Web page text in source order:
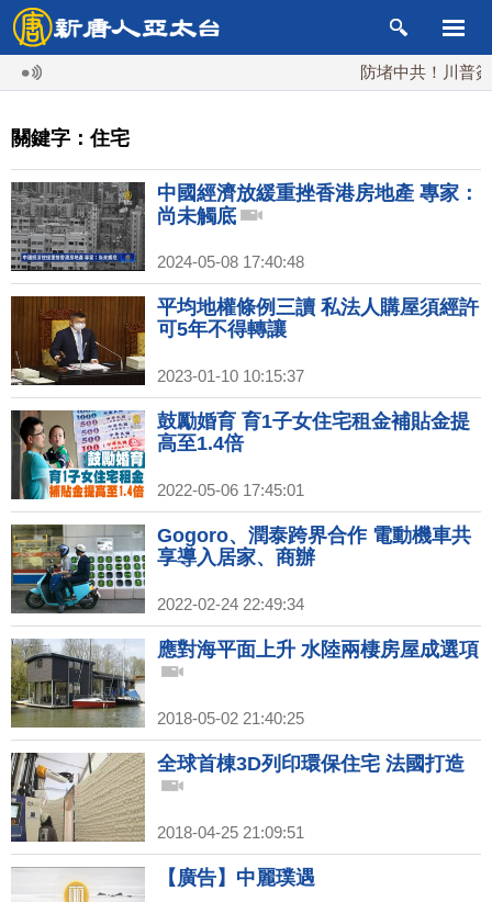
防堵中共！川普簽
關鍵字：住宅
中國經濟放緩重挫香港房地產 專家：
尚未觸底
2024-05-08 17:40:48
平均地權條例三讀 私法人購屋須經許
可5年不得轉讓
2023-01-10 10:15:37
鼓勵婚育 育1子女住宅租金補貼金提
高至1.4倍
2022-05-06 17:45:01
Gogoro、潤泰跨界合作 電動機車共
享導入居家、商辦
2022-02-24 22:49:34
應對海平面上升 水陸兩棲房屋成選項
2018-05-02 21:40:25
全球首棟3D列印環保住宅 法國打造
2018-04-25 21:09:51
【廣告】中麗璞遇